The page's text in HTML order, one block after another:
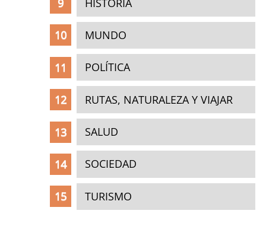
MUNDO
POLÍTICA
RUTAS, NATURALEZA Y VIAJAR
SALUD
SOCIEDAD
TURISMO